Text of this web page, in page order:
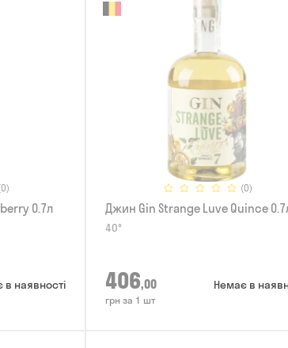
0.7л
в наявності
(0)
Джин Gin Strange Luve Quince
40°
406,00
грн за 1 шт
Немає в